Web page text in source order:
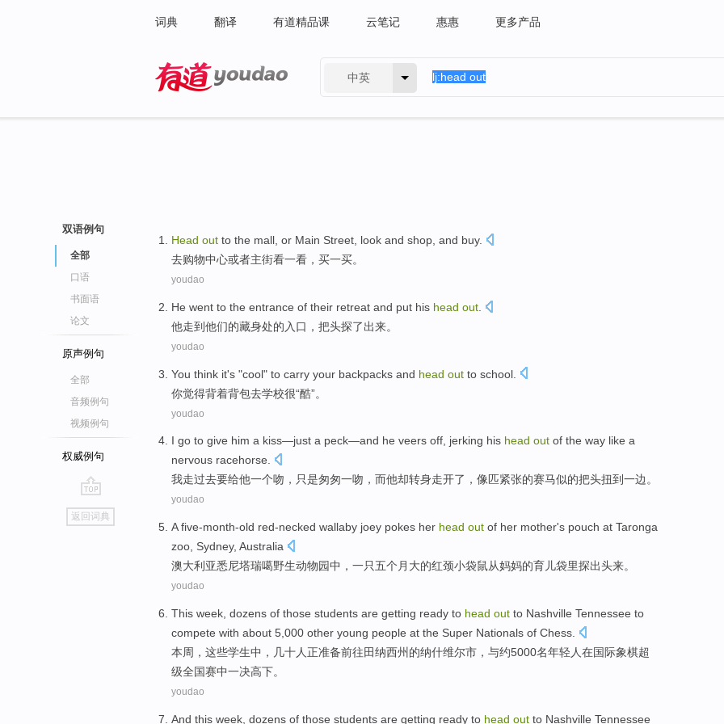
词典 翻译 有道精品课 云笔记 惠惠 更多产品
中英
双语例句
全部
口语
书面语
论文
原声例句
全部
音频例句
视频例句
权威例句
go
top
返回词典
Head out to the mall or Main Street look and shop, and buy.
去购物中心或者主街看一看， 买一买。
youdao
He went to the entrance of their retreat and put his head out
他走到他们的藏身处的 入口 ， 把头探了出来。
youdao
You think it's "cool" to carry your backpacks and head out to school
你觉得背着背包去学校很“酷”。
youdao
I go to give him a kiss—just a peck—and he veers off, jerking his head out of the way like a
nervous racehorse.
我走过去要给他一个吻 ， 只是匆匆一吻 ， 而他却转身走开了 ， 像匹紧张的赛马似的把头扭到一边。
youdao
Afive-month-old red-necked wallaby joey pokes her head out of her mother's pouch at Taronga
zoo Sydney, Australia
澳大利亚悉尼塔瑞噶野生动物园中， 一只五个月大的红颈小袋鼠从妈妈的育儿袋里探出头来。
youdao
This week dozens of those students are getting ready to head out to Nashville Tennessee to
compete with about 5,000 other young people at the Super Nationals of Chess
本周 ， 这些学生中 ， 几十人正准备前往田纳西州 的纳什维尔市， 与约5000名年轻人在国际象棋超
级全国赛中一决高下。
youdao
And this week dozens of those students are getting ready to head out to Nashville Tennessee